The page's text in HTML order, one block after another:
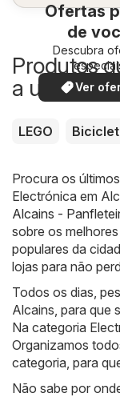
Ofertas
de
Descubra
Ver
Produtos
a um
LEGO
Procura os
Electrónica em
Alcains -
sobre os
populares da
lojas para não
Todos os dias,
Alcains, para que
Na categoria
Organizamos
categoria, para
Não sabe por